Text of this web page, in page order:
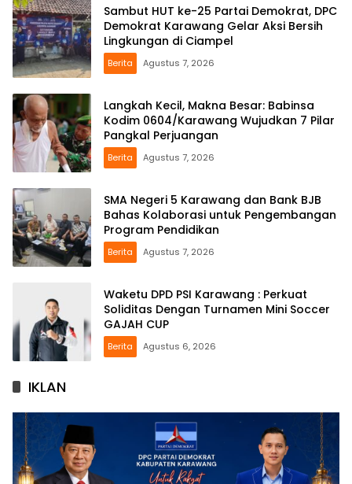
Sambut HUT ke-25 Partai Demokrat, DPC
Demokrat Karawang Gelar Aksi Bersih
Lingkungan di Ciampel
Berita Agustus 7, 2026
Langkah Kecil, Makna Besar: Babinsa
Kodim 0604/Karawang Wujudkan 7 Pilar
Pangkal Perjuangan
Berita Agustus 7, 2026
SMA Negeri 5 Karawang dan Bank BJB
Bahas Kolaborasi untuk Pengembangan
Program Pendidikan
Berita Agustus 7, 2026
Waketu DPD PSI Karawang : Perkuat
Soliditas Dengan Turnamen Mini Soccer
GAJAH CUP
Berita Agustus 6, 2026
IKLAN